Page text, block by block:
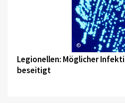
©
Legionellen: Möglicher
beseitigt